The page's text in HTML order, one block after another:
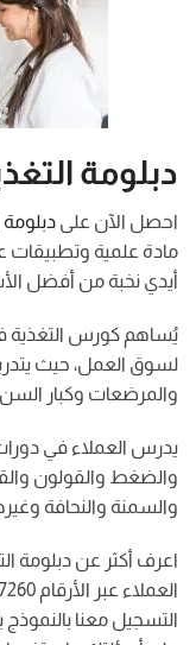
دبلومة
احصل الآن على دبلومة
مادة علمية وتطبيقات
أيدي نخبة من أفضل
يُساهم كورس التغذية
لسوق العمل، حيث
والمرضعات وكبار
يدرس العملاء في
والضغط والقولون
والسمنة والنحافة
اعرف أكثر عن دبلومة
العملاء عبر الأرقام 01098147260 أو
التسجيل معنا